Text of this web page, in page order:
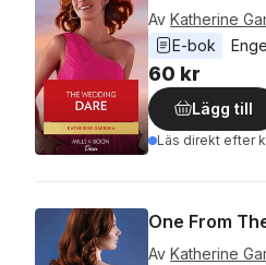
Av Katherine
E-bok
60 kr
Lägg till
Läs direkt efter
One From
Av Katherine